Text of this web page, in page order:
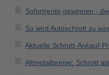
Sofortrente gewinnen -
So wird Autoschrott zu
Aktuelle Schrott-Ankauf-
Altmetallpreise: Schrott